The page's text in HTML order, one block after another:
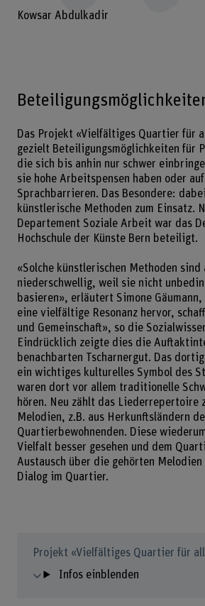
Kowsar Abdulkadir
Das Projekt «Vielfältiges Quartier für
gezielt Beteiligungsmöglichkeiten für
die sich bis anhin nur schwer
sie hohe Arbeitspensen haben oder
Sprachbarrieren. Das Besondere:
künstlerische Methoden zum Einsatz.
Departement Soziale Arbeit war das
Hochschule der Künste Bern beteiligt.
«Solche künstlerischen Methoden sind
niederschwellig, weil sie nicht
basieren», erläutert Simone
eine vielfältige Resonanz hervor,
und Gemeinschaft», so die
Eindrücklich zeigte dies die
benachbarten Tscharnergut. Das
ein wichtiges kulturelles Symbol des
waren dort vor allem traditionelle
hören. Neu zählt das Liederrepertoire
Melodien, z.B. aus Herkunftsländern
Quartierbewohnenden. Diese
Vielfalt besser gesehen und dem
Austausch über die gehörten
Dialog im Quartier.
Projekt «Vielfältiges Quartier für
Infos einblenden